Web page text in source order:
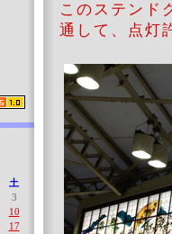
このステンド
通して、点灯
土
3
10
17